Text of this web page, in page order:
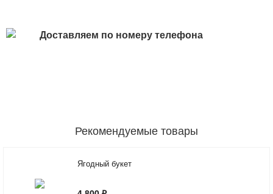
Доставляем по номеру телефона
Рекомендуемые товары
Ягодный букет